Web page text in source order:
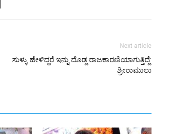
Next article
ಸುಳ್ಳು ಹೇಳಿದ್ದರೆ ಇನ್ನು ದೊಡ್ಡ ರಾಜಕಾರಣಿಯಾಗುತ್ತಿದ್ದೆ:
ಶ್ರೀರಾಮುಲು